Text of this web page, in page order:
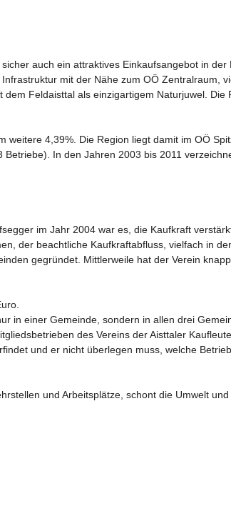
auch ein attraktives Einkaufsangebot in der
mit der Nähe zum OÖ Zentralraum,
Feldaisttal als einzigartigem Naturjuwel. Die
weitere 4,39%. Die Region liegt damit im OÖ
In den Jahren 2003 bis 2011
im Jahr 2004 war es, die Kaufkraft
der beachtliche Kaufkraftabfluss, vielfach in
gegründet. Mittlerweile hat der Verein
in einer Gemeinde, sondern in allen drei
des Vereins der Aisttaler
und er nicht überlegen muss, welche
und Arbeitsplätze, schont die Umwelt